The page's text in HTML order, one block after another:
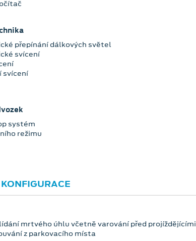
přepínání dálkových světel
svícení
svícení
systém
režimu
mrtvého úhlu včetně varování před projíždějícími
z parkovacího místa